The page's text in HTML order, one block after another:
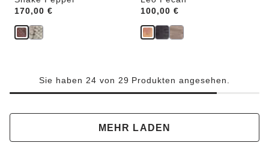
Price:
170,00 €
Price:
100,00 €
Sie haben 24 von 29 Produkten angesehen.
MEHR LADEN